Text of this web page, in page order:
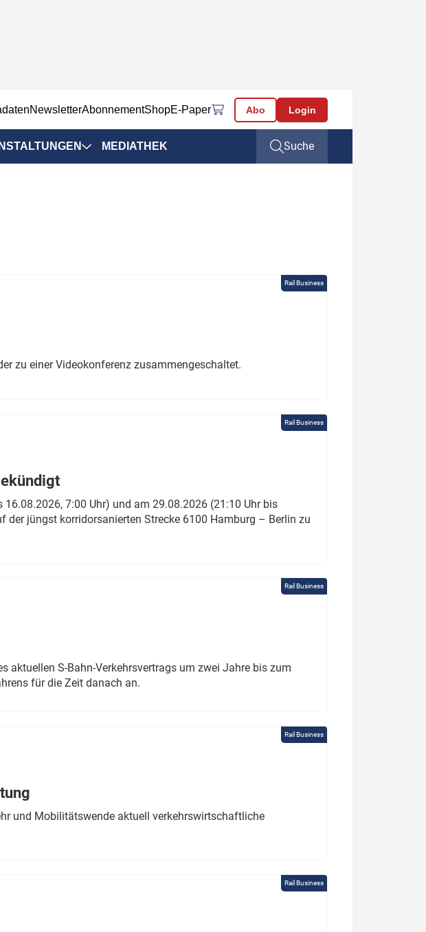
NewsletterAbonnementShopE-Paper Abo Login
MEDIATHEK Suche
Rail Business
zu einer Videokonferenz zusammengeschaltet.
Rail Business
7:00 Uhr) und am 29.08.2026 (21:10 Uhr bis
jüngst korridorsanierten Strecke 6100 Hamburg – Berlin zu
Rail Business
aktuellen S-Bahn-Verkehrsvertrags um zwei Jahre bis zum
für die Zeit danach an.
Rail Business
und Mobilitätswende aktuell verkehrswirtschaftliche
Rail Business